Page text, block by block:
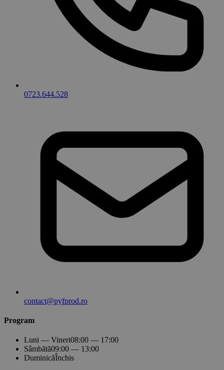
0723.644.528
contact@pyfprod.ro
Program
Luni — Vineri08:00 — 17:00
Sâmbătă09:00 — 13:00
DuminicăÎnchis